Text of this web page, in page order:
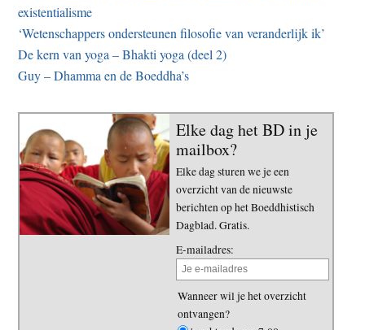
existentialisme
‘Wetenschappers ondersteunen filosofie van veranderlijk ik’
De kern van yoga – Bhakti yoga (deel 2)
Guy – Dhamma en de Boeddha’s
Elke dag het BD in je
mailbox?
Elke dag sturen we je een
overzicht van de nieuwste
berichten op het Boeddhistisch
Dagblad. Gratis.
E-mailadres:
Wanneer wil je het overzicht
ontvangen?